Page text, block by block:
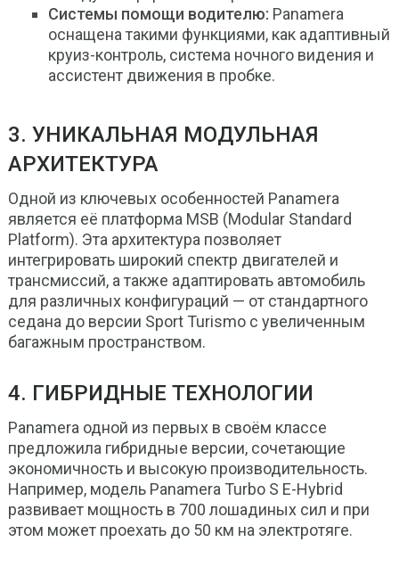
Системы помощи водителю: Panamera
оснащена такими функциями, как адаптивный
круиз-контроль, система ночного видения и
ассистент движения в пробке.
3. УНИКАЛЬНАЯ МОДУЛЬНАЯ
АРХИТЕКТУРА
Одной из ключевых особенностей Panamera
является её платформа MSB (Modular Standard
Platform). Эта архитектура позволяет
интегрировать широкий спектр двигателей и
трансмиссий, а также адаптировать автомобиль
для различных конфигураций — от стандартного
седана до версии Sport Turismo с увеличенным
багажным пространством.
4. ГИБРИДНЫЕ ТЕХНОЛОГИИ
Panamera одной из первых в своём классе
предложила гибридные версии, сочетающие
экономичность и высокую производительность.
Например, модель Panamera Turbo S E-Hybrid
развивает мощность в 700 лошадиных сил и при
этом может проехать до 50 км на электротяге.